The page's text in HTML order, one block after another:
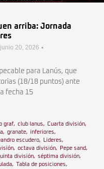
arriba: Jornada
junio 20, 2026 •
para Lanús, que
(18/18 puntos) ante
fecha 15
graf, club lanus, Cuarta división,
, granate, inferiores,
escudero, Lideres,
, octava división, Pepe sand,
división, séptima división,
, Tabla de posiciones,